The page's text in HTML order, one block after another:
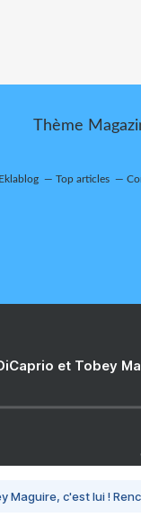
Thème
Top articles
et Tobey
Maguire, c'est lui !